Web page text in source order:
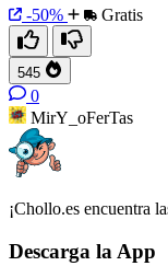
-50% Gratis
545
0
MirY_oFerTas
¡Chollo.es encuentra
Descarga la App